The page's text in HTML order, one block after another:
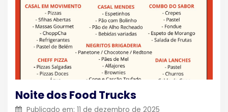
Noite dos Food Trucks
Publicado em: 11 de dezembro de 2025